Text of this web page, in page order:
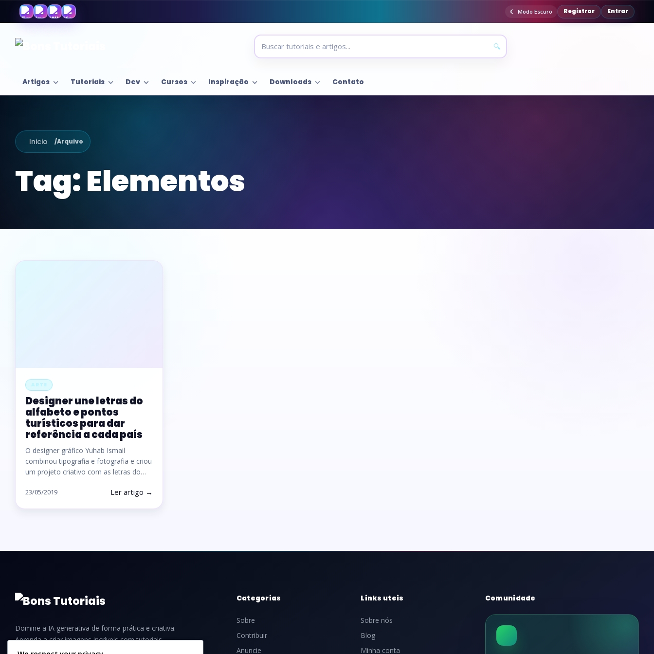
Modo Escuro Registrar Entrar
🔍
Artigos Tutoriais Dev Cursos Inspiração Downloads Contato
Inicio /Arquivo
Tag:Elementos
ARTE
Designer une letras do
alfabeto e pontos
turísticos para dar
referência a cada país
O designer gráfico Yuhab Ismail
combinou tipografia e fotografia e criou
um projeto criativo com as letras do…
23/05/2019 Ler artigo →
Domine a IA generativa de forma prática e criativa.
Aprenda a criar imagens incríveis com tutoriais,
guias e dicas para iniciantes e profissionais.
Categorias
Sobre
Contribuir
Anuncie
Links uteis
Sobre nós
Blog
Minha conta
Comunidade